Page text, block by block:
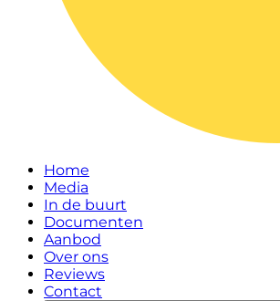
Home
Media
In de buurt
Documenten
Aanbod
Over ons
Reviews
Contact